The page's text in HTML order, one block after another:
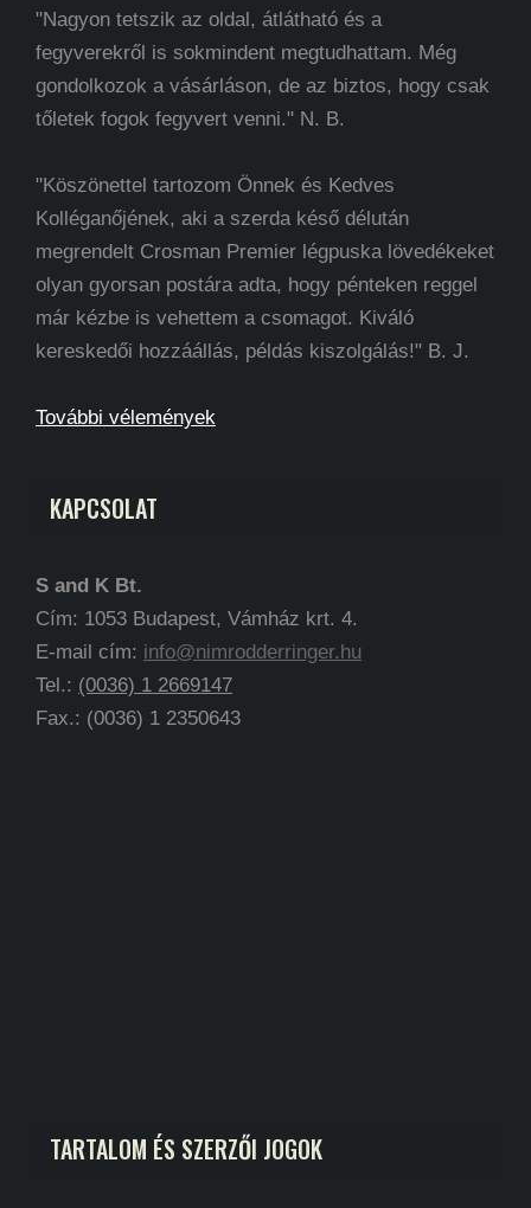
"Nagyon tetszik az oldal, átlátható és a
fegyverekről is sokmindent megtudhattam. Még
gondolkozok a vásárláson, de az biztos, hogy csak
tőletek fogok fegyvert venni." N. B.
"Köszönettel tartozom Önnek és Kedves
Kolléganőjének, aki a szerda késő délután
megrendelt Crosman Premier légpuska lövedékeket
olyan gyorsan postára adta, hogy pénteken reggel
már kézbe is vehettem a csomagot. Kiváló
kereskedői hozzáállás, példás kiszolgálás!" B. J.
További vélemények
KAPCSOLAT
S and K Bt.
Cím: 1053 Budapest, Vámház krt. 4.
E-mail cím: info@nimrodderringer.hu
Tel.: (0036) 1 2669147
Fax.: (0036) 1 2350643
TARTALOM ÉS SZERZŐI JOGOK